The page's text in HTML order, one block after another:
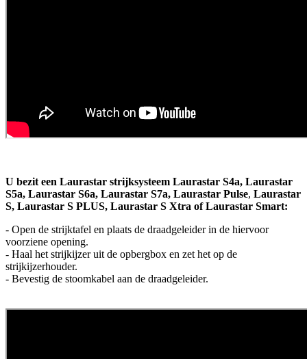
U bezit een Laurastar strijksysteem Laurastar S4a, Laurastar
S5a, Laurastar S6a, Laurastar S7a, Laurastar Pulse, Laurastar
S, Laurastar S PLUS, Laurastar S Xtra of Laurastar Smart:
- Open de strijktafel en plaats de draadgeleider in de hiervoor
voorziene opening.
- Haal het strijkijzer uit de opbergbox en zet het op de
strijkijzerhouder.
- Bevestig de stoomkabel aan de draadgeleider.